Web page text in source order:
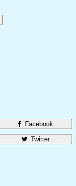
Facebook
Twitter